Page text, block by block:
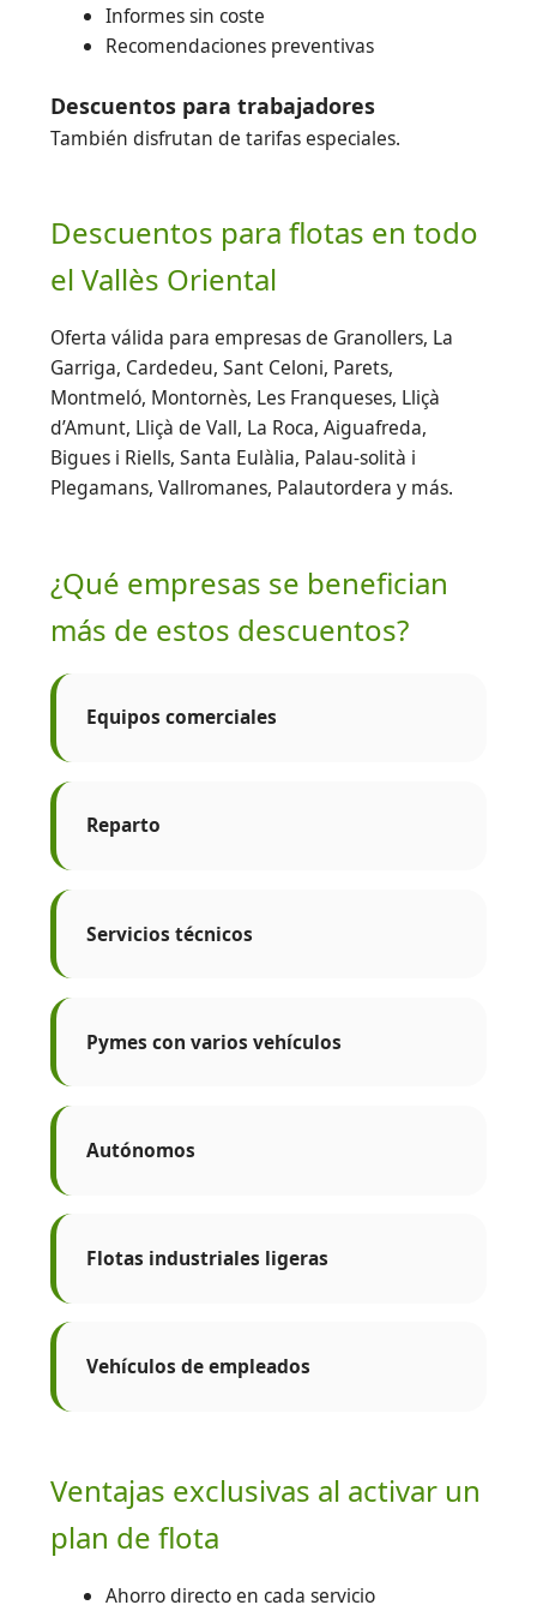
Informes sin coste
Recomendaciones preventivas
Descuentos para trabajadores
También disfrutan de tarifas especiales.
Descuentos para flotas en todo
el Vallès Oriental
Oferta válida para empresas de Granollers, La
Garriga, Cardedeu, Sant Celoni, Parets,
Montmeló, Montornès, Les Franqueses, Lliçà
d’Amunt, Lliçà de Vall, La Roca, Aiguafreda,
Bigues i Riells, Santa Eulàlia, Palau-solità i
Plegamans, Vallromanes, Palautordera y más.
¿Qué empresas se benefician
más de estos descuentos?
Equipos comerciales
Reparto
Servicios técnicos
Pymes con varios vehículos
Autónomos
Flotas industriales ligeras
Vehículos de empleados
Ventajas exclusivas al activar un
plan de flota
Ahorro directo en cada servicio